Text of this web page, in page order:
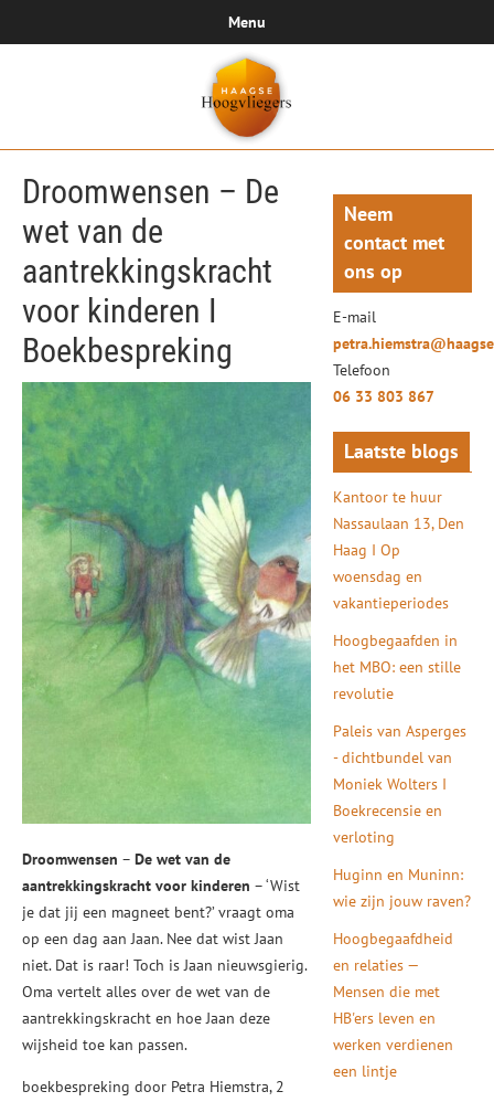
Menu
Droomwensen – De
wet van de
aantrekkingskracht
voor kinderen I
Boekbespreking
Droomwensen – De wet van de
aantrekkingskracht voor kinderen – ‘Wist
je dat jij een magneet bent?’ vraagt oma
op een dag aan Jaan. Nee dat wist Jaan
niet. Dat is raar! Toch is Jaan nieuwsgierig.
Oma vertelt alles over de wet van de
aantrekkingskracht en hoe Jaan deze
wijsheid toe kan passen.
boekbespreking door Petra Hiemstra, 2
Neem
contact met
ons op
E-mail
Telefoon
06 33 803 867
Laatste blogs
Kantoor te huur
Nassaulaan 13, Den
Haag I Op
woensdag en
vakantieperiodes
Hoogbegaafden in
het MBO: een stille
revolutie
Paleis van Asperges
- dichtbundel van
Moniek Wolters I
Boekrecensie en
verloting
Huginn en Muninn:
wie zijn jouw raven?
Hoogbegaafdheid
en relaties —
Mensen die met
HB'ers leven en
werken verdienen
een lintje